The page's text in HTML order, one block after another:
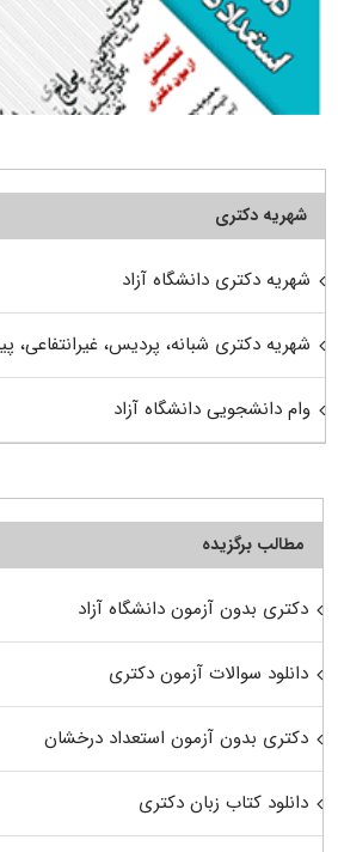
شهریه دکتری
شهریه دکتری دانشگاه آزاد
شهریه دکتری شبانه، پردیس، غیرانتفاعی،
وام دانشجویی دانشگاه آزاد
مطالب برگزیده
دکتری بدون آزمون دانشگاه آزاد
دانلود سوالات آزمون دکتری
دکتری بدون آزمون استعداد درخشان
دانلود کتاب زبان دکتری